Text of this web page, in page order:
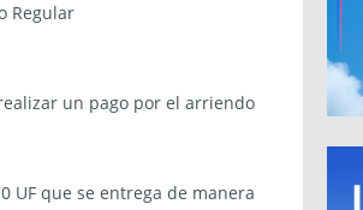
Regular
un pago por el arriendo
UF que se entrega de manera